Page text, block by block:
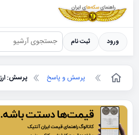
سکه ها ؛ راهنمای سکه شناسی
ورود ثبت نام
پرسش و پاسخ پرسش: ارزش